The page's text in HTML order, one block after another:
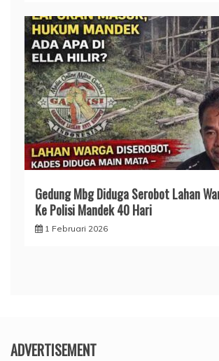
Gedung Mbg Diduga Serobot Lahan
Ke Polisi Mandek 40 Hari
1 Februari 2026
ADVERTISEMENT